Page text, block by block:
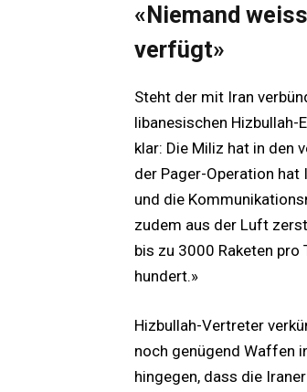
«Niemand
verfügt»
Steht der mit Iran
libanesischen Hizbullah-
klar: Die Miliz hat in den
der Pager-Operation
und die
zudem aus der Luft
bis zu 3000 Raketen
hundert.»
Hizbullah-Vertreter
noch genügend Waffen
hingegen, dass die